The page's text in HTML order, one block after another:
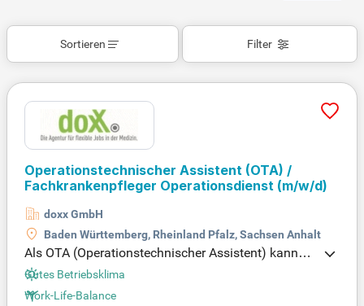
Filter
Sortieren
Operationstechnischer Assistent (OTA) /
Fachkrankenpfleger Operationsdienst (m/w/d)
doxx GmbH
Baden Württemberg, Rheinland Pfalz, Sachsen Anhalt
Als OTA (Operationstechnischer Assistent) kannst
du durch flexible Zeitarbeit deinen Job ideal gestalt
en. Wähle zwischen Einsätzen in OPs deutschland
Gutes Betriebsklima
Work-Life-Balance